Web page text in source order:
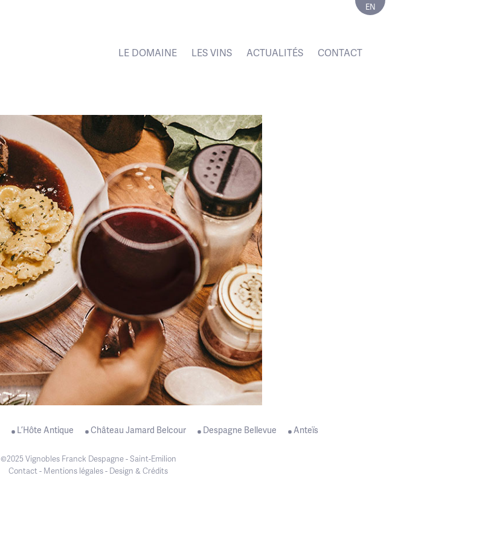
LE DOMAINE LES VINS ACTUALITÉS CONTACT
EN
L’Hôte Antique Château Jamard Belcour Despagne Bellevue Anteïs
©2025 Vignobles Franck Despagne - Saint-Emilion
Contact- Mentions légales- Design & Crédits